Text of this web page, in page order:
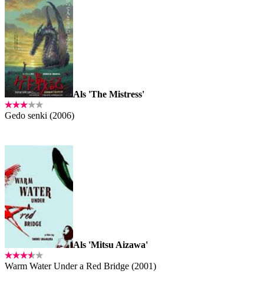
Als 'The Mistress'
Gedo senki (2006)
Als 'Mitsu Aizawa'
Warm Water Under a Red Bridge (2001)